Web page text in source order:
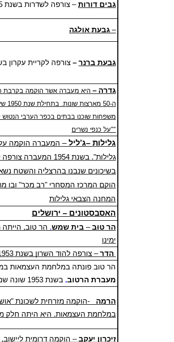
גבים דורות– צורפה לשדרות בשנת
גבעת אולגה –
גבעת ברנר – צורפה לקריית עקרון
גדרה –
ה-50 מארצות שונות. בתחילת שנת 1950 שיכנה
משפחות שוכנו בבתים בכפר הערבי הנטוש
"על כנפי נשרים"
גלילות –ג'ליל – המעברה הוקמה
בשיכונים שנבנו בהרצליה והשטח
הוקם המרכז המסחרי "רב מכר" ובו
המחנה הצבאי גלילות
האסבסטונים – ירושלים
.הַר טוּב– בית שמש. הר טוב,
ימינו
הדר– צורפה להוד השרון בשנת
הר טוב פונתה במלחמת העצמאות
מעברת הרטוב. בשנת 1953 שונה שם המעברה
הרמה -הוקמה מזרחית לשכונת
במלחמת העצמאות. היא היתה חלק
.זיכרון יעקב– הוקמה דרומית